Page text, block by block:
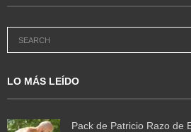
LO MÁS LEÍDO
Pack de Patricio Razo de